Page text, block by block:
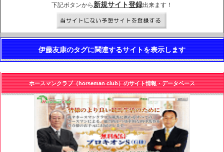
下記ボタンから 新規サイト登録出来ます！
伊藤友康のタグに関連するサイトを表示します
ホースマンクラブ（horseman club）のサイト情報・データベース